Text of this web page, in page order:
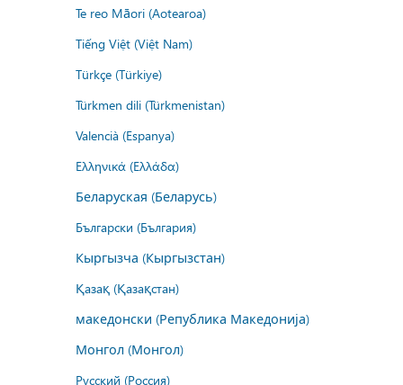
Te reo Māori (Aotearoa)
Tiếng Việt (Việt Nam)
Türkçe (Türkiye)
Türkmen dili (Türkmenistan)
Valencià (Espanya)
Ελληνικά (Ελλάδα)
Беларуская (Беларусь)
Български (България)
Кыргызча (Кыргызстан)
Қазақ (Қазақстан)
македонски (Република Македонија)
Монгол (Монгол)
Русский (Россия)